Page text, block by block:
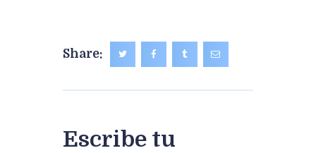
Share:
Escribe tu